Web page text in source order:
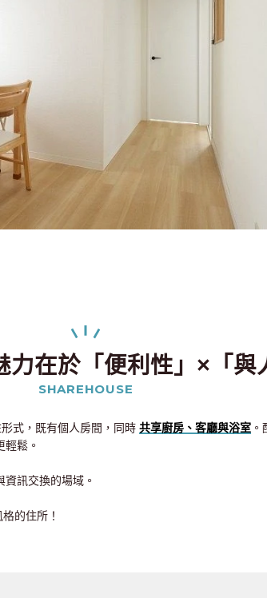
在於「便利性」×「與
SHAREHOUSE
式，既有個人房間，同時 共享廚房、客廳與浴室
鬆。
資訊交換的場域。
的住所！